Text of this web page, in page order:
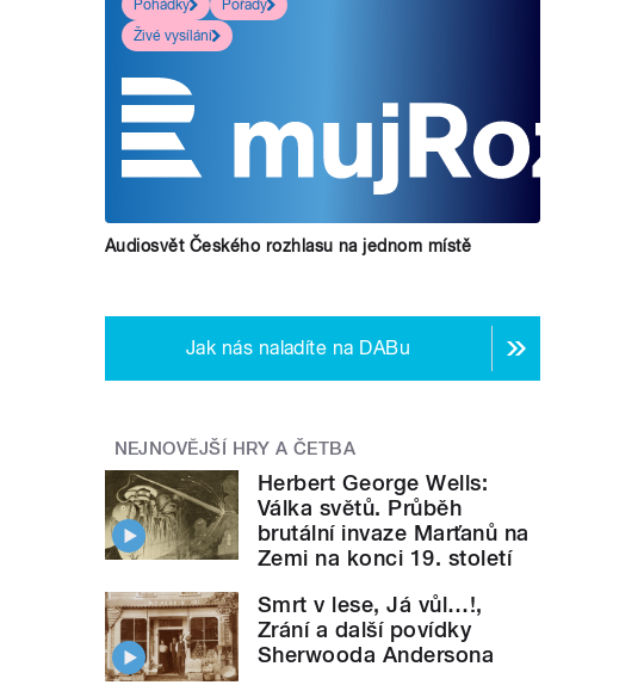
Pohádky
Pořady
Živé vysílání
Audiosvět Českého rozhlasu na jednom místě
Jak nás naladíte na DABu
NEJNOVĚJŠÍ HRY A ČETBA
Herbert George Wells:
Válka světů. Průběh
brutální invaze Marťanů na
Zemi na konci 19. století
Smrt v lese, Já vůl…!,
Zrání a další povídky
Sherwooda Andersona